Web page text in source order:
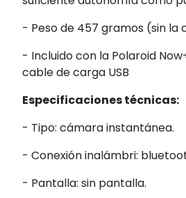
- Peso de 457 gramos (sin la
- Incluido con la Polaroid
cable de carga USB
Especificaciones técnicas:
- Tipo: cámara instantánea.
- Conexión inalámbri:
- Pantalla: sin pantalla.